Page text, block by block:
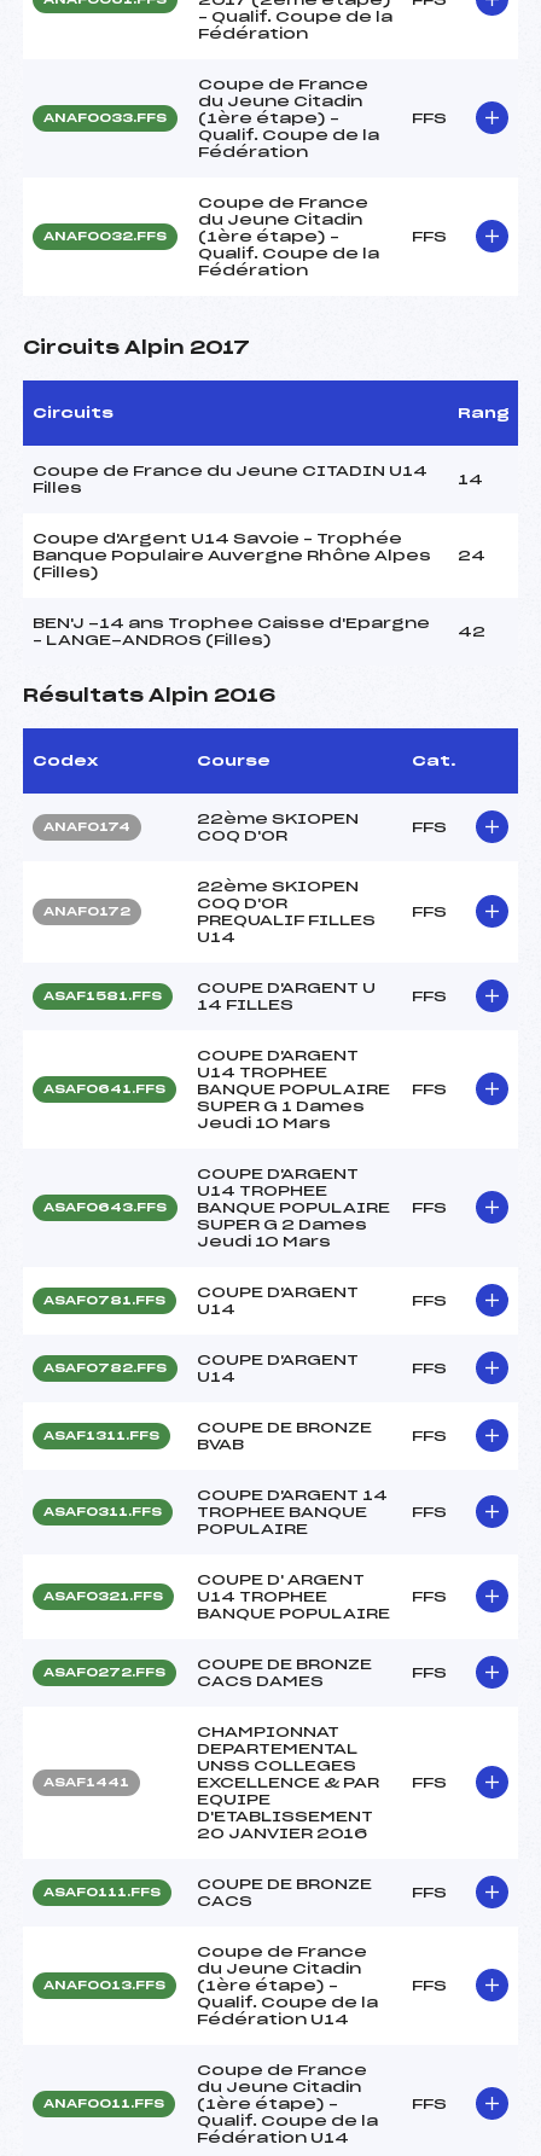
– Qualif. Coupe de la
Fédération
ANAF0033.FFS
Coupe de France
du Jeune Citadin
(1ère étape) –
Qualif. Coupe de la
Fédération
FFS
ANAF0032.FFS
Coupe de France
du Jeune Citadin
(1ère étape) –
Qualif. Coupe de la
Fédération
FFS
Circuits Alpin 2017
Circuits Rang
Coupe de France du Jeune CITADIN U14
Filles
14
Coupe d'Argent U14 Savoie – Trophée
Banque Populaire Auvergne Rhône Alpes
(Filles)
24
BEN'J -14 ans Trophee Caisse d'Epargne
– LANGE-ANDROS (Filles)
42
Résultats Alpin 2016
Codex Course Cat.
ANAF0174
22ème SKIOPEN
COQ D'OR
FFS
ANAF0172
22ème SKIOPEN
COQ D'OR
PREQUALIF FILLES
U14
FFS
ASAF1581.FFS
COUPE D'ARGENT U
14 FILLES
FFS
ASAF0641.FFS
COUPE D'ARGENT
U14 TROPHEE
BANQUE POPULAIRE
SUPER G 1 Dames
Jeudi 10 Mars
FFS
ASAF0643.FFS
COUPE D'ARGENT
U14 TROPHEE
BANQUE POPULAIRE
SUPER G 2 Dames
Jeudi 10 Mars
FFS
ASAF0781.FFS
COUPE D'ARGENT
U14
FFS
ASAF0782.FFS
COUPE D'ARGENT
U14
FFS
ASAF1311.FFS
COUPE DE BRONZE
BVAB
FFS
ASAF0311.FFS
COUPE D'ARGENT 14
TROPHEE BANQUE
POPULAIRE
FFS
ASAF0321.FFS
COUPE D' ARGENT
U14 TROPHEE
BANQUE POPULAIRE
FFS
ASAF0272.FFS
COUPE DE BRONZE
CACS DAMES
FFS
ASAF1441
CHAMPIONNAT
DEPARTEMENTAL
UNSS COLLEGES
EXCELLENCE & PAR
EQUIPE
D'ETABLISSEMENT
20 JANVIER 2016
FFS
ASAF0111.FFS
COUPE DE BRONZE
CACS
FFS
ANAF0013.FFS
Coupe de France
du Jeune Citadin
(1ère étape) –
Qualif. Coupe de la
Fédération U14
FFS
ANAF0011.FFS
Coupe de France
du Jeune Citadin
(1ère étape) –
Qualif. Coupe de la
Fédération U14
FFS